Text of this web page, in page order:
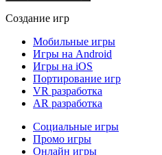
Создание игр
Мобильные игры
Игры на Android
Игры на iOS
Портирование игр
VR разработка
AR разработка
Социальные игры
Промо игры
Онлайн игры